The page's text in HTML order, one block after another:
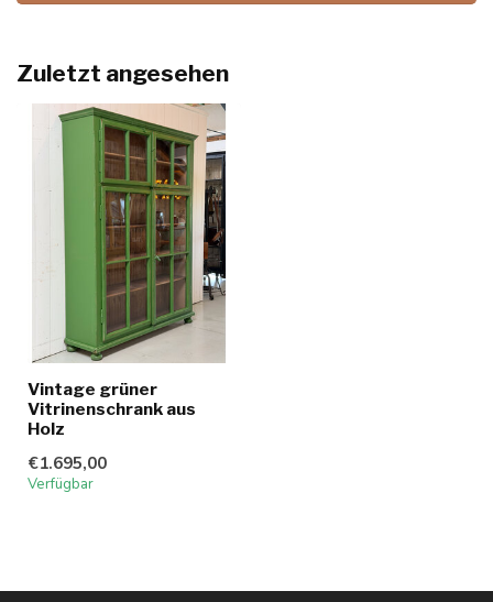
Zuletzt angesehen
Vintage grüner
Vitrinenschrank aus
Holz
€1.695,00
Verfügbar